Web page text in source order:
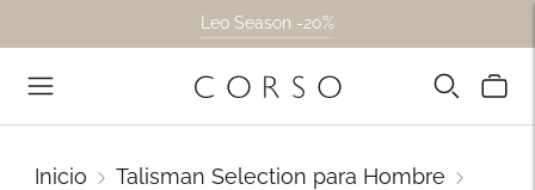
Leo Season -20%
Inicio
Talisman Selection para Hombre